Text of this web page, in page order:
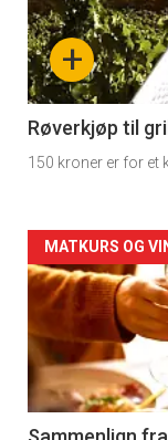
nå
-
4
+
Røverkjøp til
150 kroner er for et
Forsiden
akkurat
nå
-
MATKURS OG